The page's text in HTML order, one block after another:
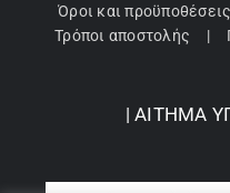
Όροι και προϋποθέσεις
Τρόποι αποστολής
| ΑΙΤΗΜΑ